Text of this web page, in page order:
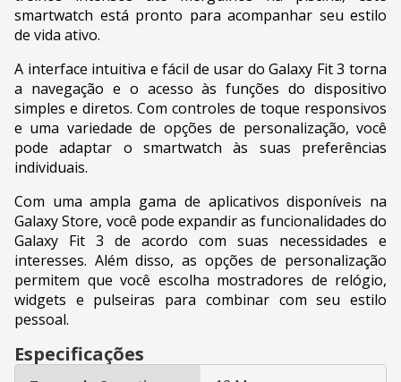
smartwatch está pronto para acompanhar seu estilo
de vida ativo.
A interface intuitiva e fácil de usar do Galaxy Fit 3 torna
a navegação e o acesso às funções do dispositivo
simples e diretos. Com controles de toque responsivos
e uma variedade de opções de personalização, você
pode adaptar o smartwatch às suas preferências
individuais.
Com uma ampla gama de aplicativos disponíveis na
Galaxy Store, você pode expandir as funcionalidades do
Galaxy Fit 3 de acordo com suas necessidades e
interesses. Além disso, as opções de personalização
permitem que você escolha mostradores de relógio,
widgets e pulseiras para combinar com seu estilo
pessoal.
Especificações